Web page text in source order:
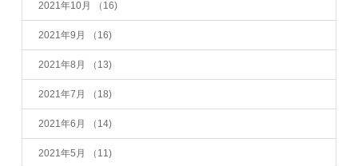
2021年10月 （16)
2021年9月 （16)
2021年8月 （13)
2021年7月 （18)
2021年6月 （14)
2021年5月 （11)